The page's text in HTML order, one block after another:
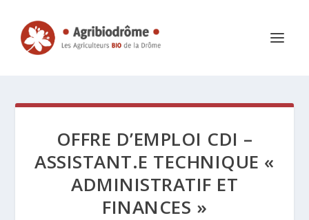
OFFRE D’EMPLOI CDI –
ASSISTANT.E TECHNIQUE «
ADMINISTRATIF ET
FINANCES »